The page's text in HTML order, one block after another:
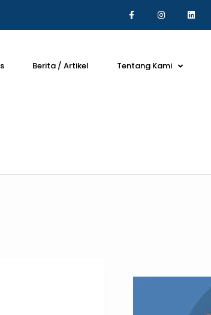
Berita / Artikel Tentang Kami